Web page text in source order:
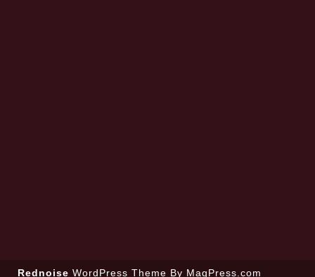
Rednoise WordPress Theme By MagPress.com